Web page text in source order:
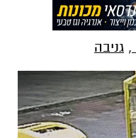
, גניבה